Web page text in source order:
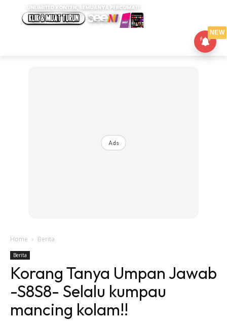
Ads
Home Berita
Berita
Korang Tanya Umpan Jawab
-S8S8- Selalu kumpau
mancing kolam!!
NEW